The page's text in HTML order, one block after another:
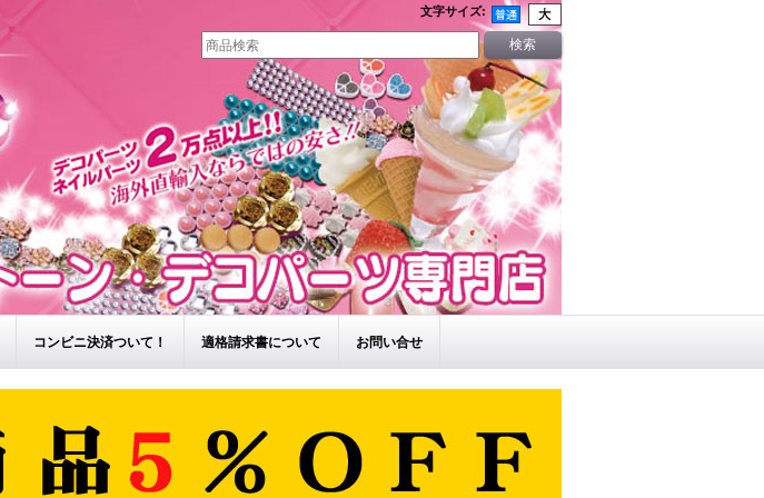
文字サイズ:
コンビニ決済ついて！ 適格請求書について お問い合せ